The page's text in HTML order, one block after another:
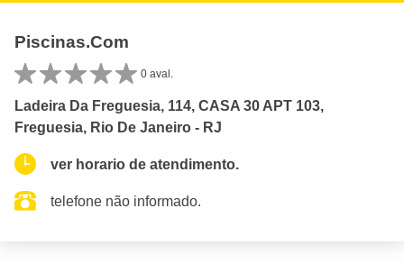
Piscinas.Com
0 aval.
Ladeira Da Freguesia, 114, CASA 30 APT 103,
Freguesia, Rio De Janeiro - RJ
ver horario de atendimento.
telefone não informado.